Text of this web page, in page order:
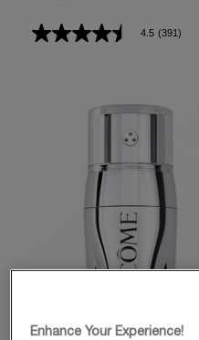
4.5
Lire
la
(391)
Enhance Your Experience!